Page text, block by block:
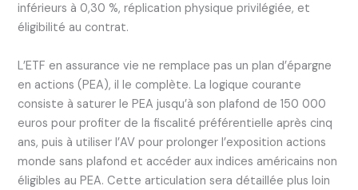
inférieurs à 0,30 %, réplication physique privilégiée, et
éligibilité au contrat.
L’ETF en assurance vie ne remplace pas un plan d’épargne
en actions (PEA), il le complète. La logique courante
consiste à saturer le PEA jusqu’à son plafond de 150 000
euros pour profiter de la fiscalité préférentielle après cinq
ans, puis à utiliser l’AV pour prolonger l’exposition actions
monde sans plafond et accéder aux indices américains non
éligibles au PEA. Cette articulation sera détaillée plus loin